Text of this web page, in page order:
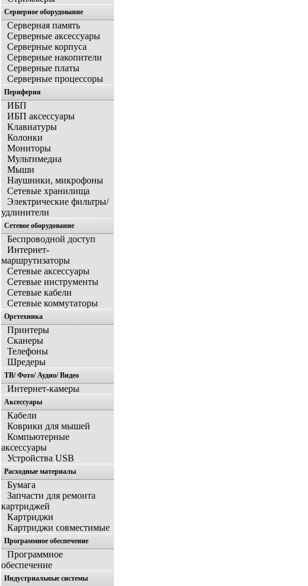
Серверное оборудование
Серверная память
Серверные аксессуары
Серверные корпуса
Серверные накопители
Серверные платы
Серверные процессоры
Периферия
ИБП
ИБП аксессуары
Клавиатуры
Колонки
Мониторы
Мультимедиа
Мыши
Наушники, микрофоны
Сетевые хранилища
Электрические фильтры/
удлинители
Сетевое оборудование
Беспроводной доступ
Интернет-
маршрутизаторы
Сетевые аксессуары
Сетевые инструменты
Сетевые кабели
Сетевые коммутаторы
Оргтехника
Принтеры
Сканеры
Телефоны
Шредеры
ТВ/ Фото/ Аудио/ Видео
Интернет-камеры
Аксессуары
Кабели
Коврики для мышей
Компьютерные
аксессуары
Устройства USB
Расходные материалы
Бумага
Запчасти для ремонта
картриджей
Картриджи
Картриджи совместимые
Программное обеспечение
Программное
обеспечение
Индустриальные системы